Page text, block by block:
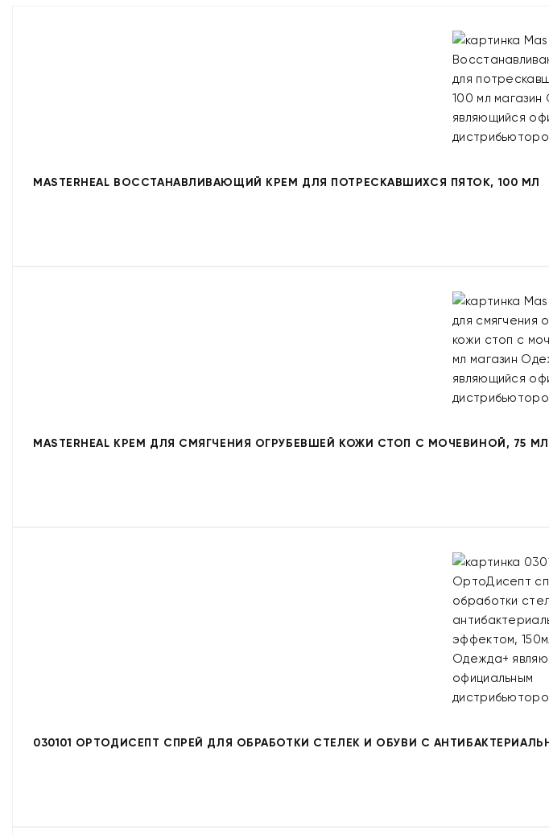
MASTERHEAL ВОССТАНАВЛИВАЮЩИЙ КРЕМ ДЛЯ ПОТРЕСКАВШИХСЯ ПЯТОК, 100 МЛ
MASTERHEAL КРЕМ ДЛЯ СМЯГЧЕНИЯ ОГРУБЕВШЕЙ КОЖИ СТОП С МОЧЕВИНОЙ, 75 МЛ
030101 ОРТОДИСЕПТ СПРЕЙ ДЛЯ ОБРАБОТКИ СТЕЛЕК И ОБУВИ С